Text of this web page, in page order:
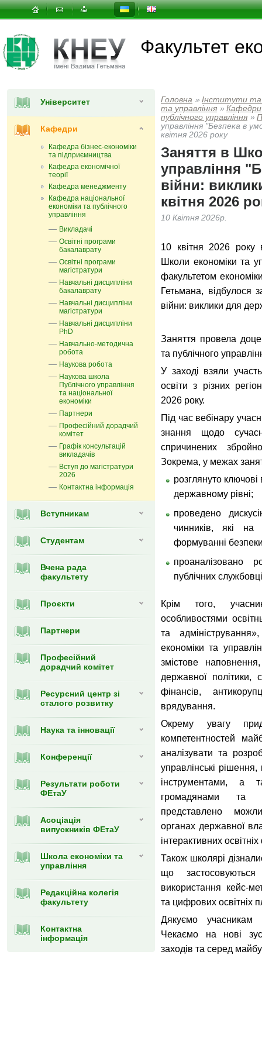
Факультет
Університет
Кафедри
Кафедра бізнес-економіки
та підприємництва
Кафедра економічної
теорії
Кафедра менеджменту
Кафедра національної
економіки та публічного
управління
Викладачі
Освітні програми
бакалаврату
Освітні програми
магістратури
Навчальні дисципліни
бакалаврату
Навчальні дисципліни
магістратури
Навчальні дисципліни
PhD
Навчально-методична
робота
Наукова робота
Наукова школа
Публічного управління
та національної
економіки
Партнери
Професійний дорадчий
комітет
Графік консультацій
викладачів
Вступ до магістратури
2026
Контактна інформація
Вступникам
Студентам
Вчена рада
факультету
Проєкти
Партнери
Професійний
дорадчий комітет
Ресурсний центр зі
сталого розвитку
Наука та інновації
Конференції
Результати роботи
ФЕтаУ
Асоціація
випускників ФЕтаУ
Школа економіки та
управління
Редакційна колегія
факультету
Контактна
інформація
Головна » Інститути
та управлiння » Кафедри
публічного управління »
управління "Безпека в
квітня 2026 року
Заняття в
управління
війни:
квітня 2026
10 Квітня 2026р.
10 квітня 2026 року
Школи економіки та
факультетом
Гетьмана, відбулося
війни: виклики для
Заняття провела
та публічного
У заході взяли
освіти з різних
2026 року.
Під час вебінару
знання щодо
спричинених
Зокрема, у межах
розглянуто
державному рівні;
проведено
чинників, які
формуванні
проаналізовано
публічних
Крім того,
особливостями
та
економіки та
змістове
державної політики,
фінансів,
врядування.
Окрему увагу
компетентностей
аналізувати та
управлінські
інструментами, а
громадянами та
представлено
органах державної
інтерактивних
Також школярі
що
використання кейс-
та цифрових освітніх
Дякуємо учасникам
Чекаємо на нові
заходів та серед